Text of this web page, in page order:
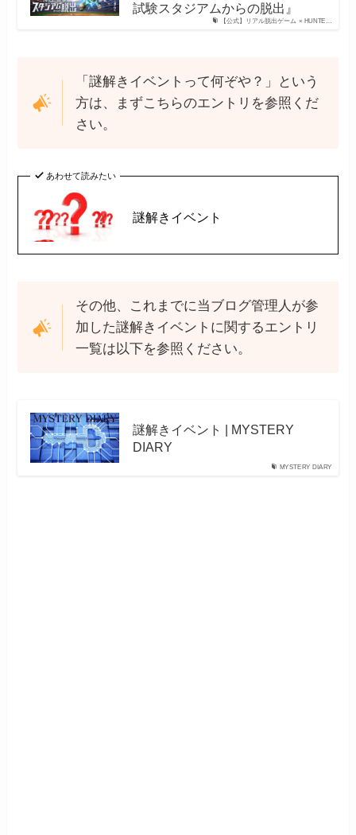
【公式】リアル脱出ゲーム × HUNTE…
試験スタジアムからの脱出』
「謎解きイベントって何ぞや？」という
方は、まずこちらのエントリを参照くだ
さい。
あわせて読みたい
謎解きイベント
その他、これまでに当ブログ管理人が参
加した謎解きイベントに関するエントリ
一覧は以下を参照ください。
MYSTERY DIARY
謎解きイベント | MYSTERY
DIARY